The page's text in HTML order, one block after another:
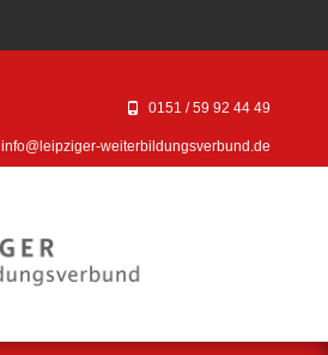
0151 / 59 92 44 49‬
info@leipziger-weiterbildungsverbund.de